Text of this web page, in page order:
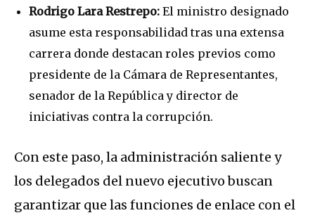
Rodrigo Lara Restrepo: El ministro designado
asume esta responsabilidad tras una extensa
carrera donde destacan roles previos como
presidente de la Cámara de Representantes,
senador de la República y director de
iniciativas contra la corrupción.
Con este paso, la administración saliente y
los delegados del nuevo ejecutivo buscan
garantizar que las funciones de enlace con el